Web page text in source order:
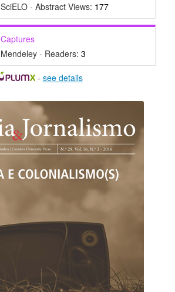
SciELO - Abstract Views: 177
Captures
Mendeley - Readers: 3
- see details